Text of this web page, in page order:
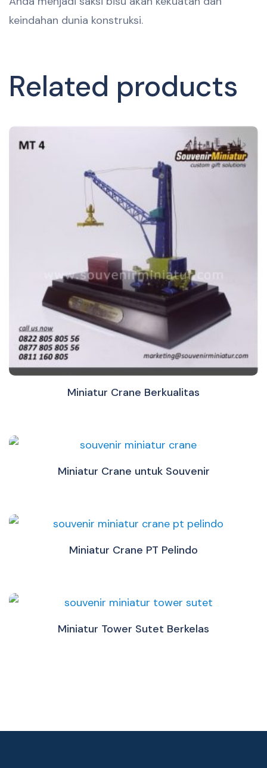
keindahan dunia konstruksi.
Related products
Miniatur Crane Berkualitas
Miniatur Crane untuk Souvenir
Miniatur Crane PT Pelindo
Miniatur Tower Sutet Berkelas